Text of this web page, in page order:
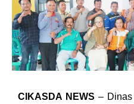
CIKASDA NEWS –